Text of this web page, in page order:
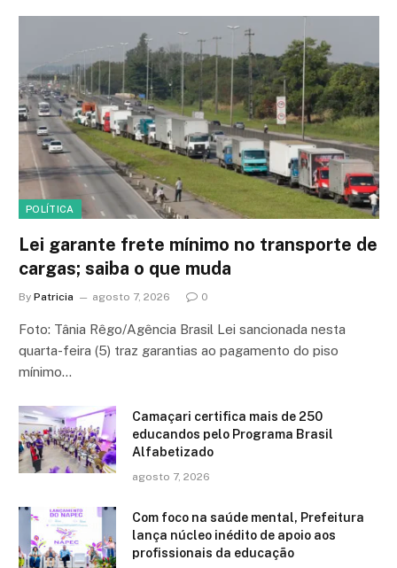
POLÍTICA
Lei garante frete mínimo no transporte de
cargas; saiba o que muda
By Patricia agosto 7, 2026 0
Foto: Tânia Rêgo/Agência Brasil Lei sancionada nesta
quarta-feira (5) traz garantias ao pagamento do piso
mínimo…
Camaçari certifica mais de 250
educandos pelo Programa Brasil
Alfabetizado
agosto 7, 2026
Com foco na saúde mental, Prefeitura
lança núcleo inédito de apoio aos
profissionais da educação